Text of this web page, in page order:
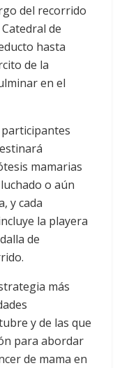
del recorrido
de
hasta
de la
en el
mamarias
o aún
y cada
la playera
de
más
y de las que
para abordar
de mama en